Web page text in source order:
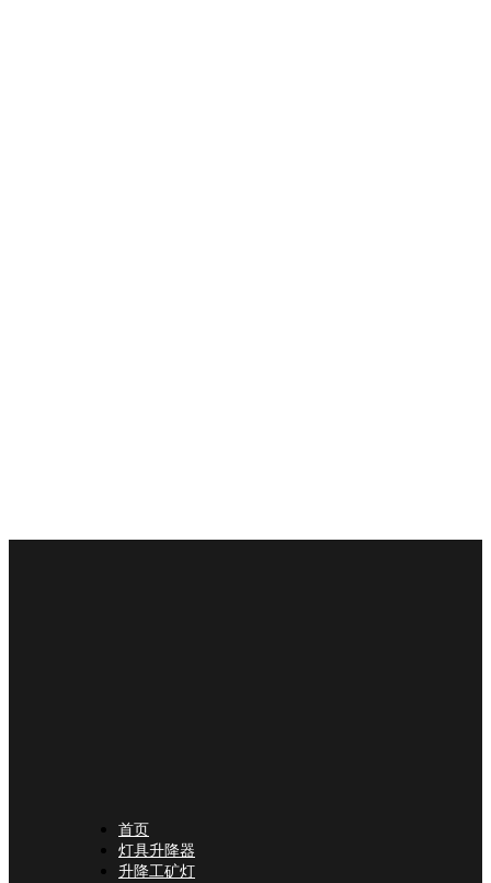
首页
灯具升降器
升降工矿灯